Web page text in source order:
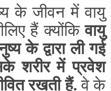
के जीवन में वायु
हैं क्योंकिवायु
के द्वारा ली गई
शरीर में प्रवेश
रखती हैं. वे के